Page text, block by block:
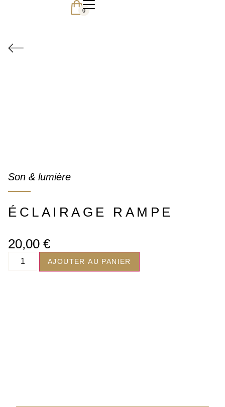
0
Son & lumière
ÉCLAIRAGE RAMPE
20,00 €
AJOUTER AU PANIER